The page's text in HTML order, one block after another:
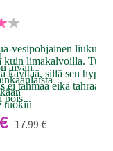
aivan
tuokin
vesipohjainen
limakalvoilla.
käyttää, sillä sen
ei tahmaa eikä tahraa.
pois...
17.99 €